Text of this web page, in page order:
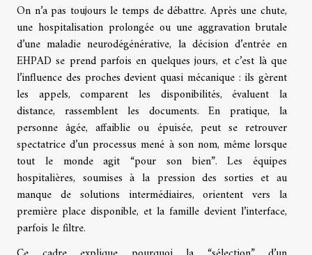
On n’a pas toujours le temps de débattre. Après une chute,
une hospitalisation prolongée ou une aggravation brutale
d’une maladie neurodégénérative, la décision d’entrée en
EHPAD se prend parfois en quelques jours, et c’est là que
l’influence des proches devient quasi mécanique : ils gèrent
les appels, comparent les disponibilités, évaluent la
distance, rassemblent les documents. En pratique, la
personne âgée, affaiblie ou épuisée, peut se retrouver
spectatrice d’un processus mené à son nom, même lorsque
tout le monde agit “pour son bien”. Les équipes
hospitalières, soumises à la pression des sorties et au
manque de solutions intermédiaires, orientent vers la
première place disponible, et la famille devient l’interface,
parfois le filtre.